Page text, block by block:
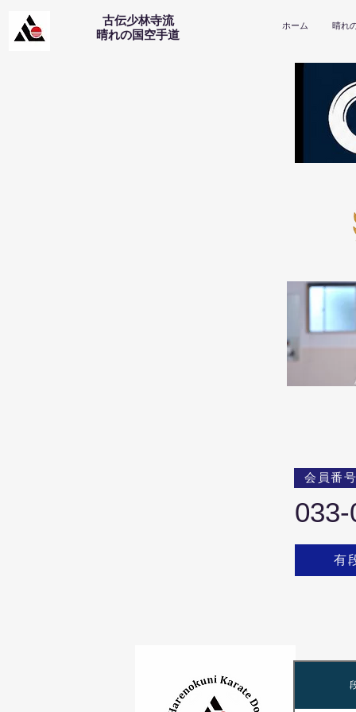
古伝少林寺流
​晴れの国空手道
ホーム 晴れ
会員番号
有